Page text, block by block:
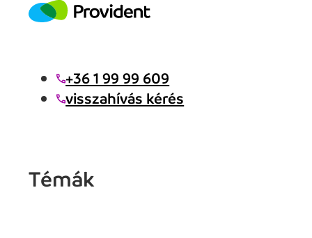
+36 1 99 99 609
visszahívás kérés
Témák